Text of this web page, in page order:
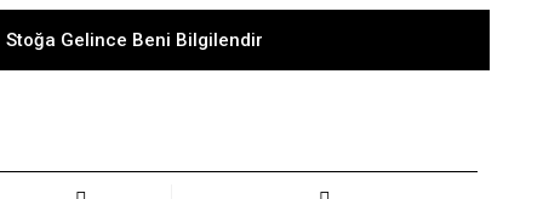
Stoğa Gelince Beni Bilgilendir